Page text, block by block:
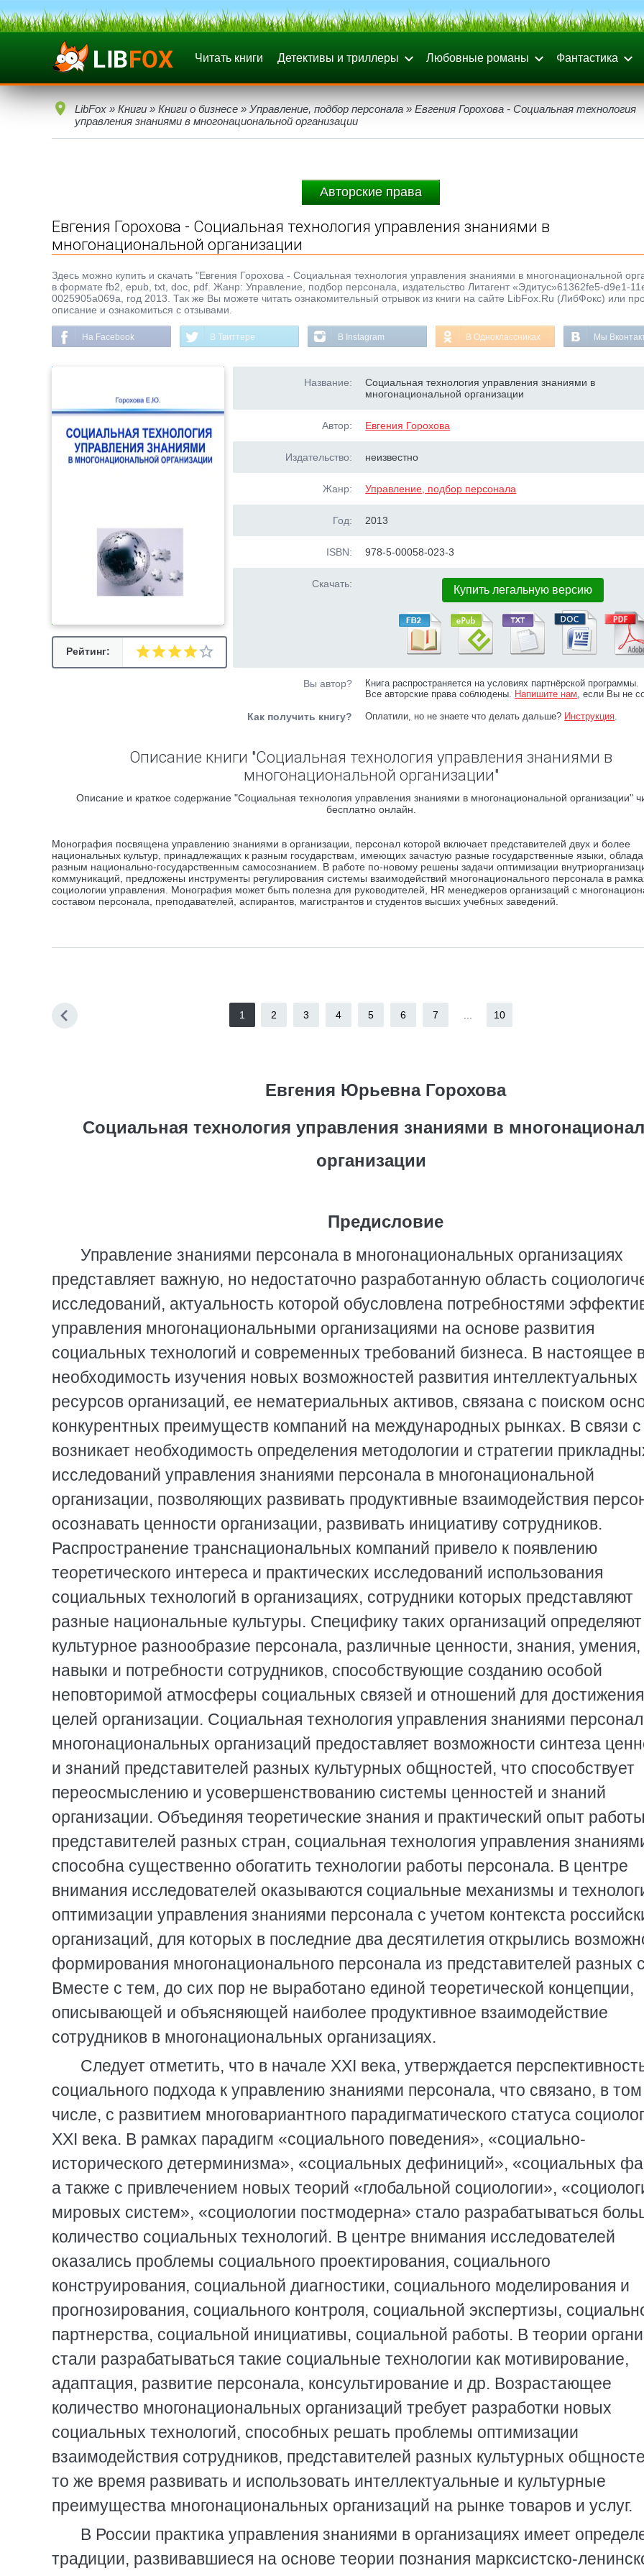
Читать книги Детективы и триллеры Любовные романы Фантастика
LibFox » Книги » Книги о бизнесе » Управление, подбор персонала » Евгения Горохова - Социальная технология
управления знаниями в многонациональной организации
Авторские права
Евгения Горохова - Социальная технология управления знаниями в
многонациональной организации
Здесь можно купить и скачать "Евгения Горохова - Социальная технология управления знаниями в многонациональной
в формате fb2, epub, txt, doc, pdf. Жанр: Управление, подбор персонала, издательство Литагент «Эдитус»61362fe5-d9e1-
0025905a069a, год 2013. Так же Вы можете читать ознакомительный отрывок из книги на сайте LibFox.Ru (ЛибФокс) или
описание и ознакомиться с отзывами.
На Facebook В Твиттере В Instagram В Одноклассниках Мы
Рейтинг:
Название:
Социальная технология управления знаниями в
многонациональной организации
Автор: Евгения Горохова
Издательство: неизвестно
Жанр: Управление, подбор персонала
Год: 2013
ISBN: 978-5-00058-023-3
Скачать: Купить легальную версию
Вы автор?
Книга распространяется на условиях партнёрской программы.
Все авторские права соблюдены. Напишите нам, если Вы не
Как получить книгу? Оплатили, но не знаете что делать дальше? Инструкция.
Описание книги "Социальная технология управления знаниями в
многонациональной организации"
Описание и краткое содержание "Социальная технология управления знаниями в многонациональной организации"
бесплатно онлайн.
Монография посвящена управлению знаниями в организации, персонал которой включает представителей двух и более
национальных культур, принадлежащих к разным государствам, имеющих зачастую разные государственные языки,
разным национально-государственным самосознанием. В работе по-новому решены задачи оптимизации
коммуникаций, предложены инструменты регулирования системы взаимодействий многонационального персонала в
социологии управления. Монография может быть полезна для руководителей, HR менеджеров организаций с
составом персонала, преподавателей, аспирантов, магистрантов и студентов высших учебных заведений.
1 2 3 4 5 6 7 10
Евгения Юрьевна Горохова
Социальная технология управления знаниями в
организации
Предисловие
Управление знаниями персонала в многонациональных организациях
представляет важную, но недостаточно разработанную область
исследований, актуальность которой обусловлена потребностями
управления многонациональными организациями на основе развития
социальных технологий и современных требований бизнеса. В настоящее
необходимость изучения новых возможностей развития интеллектуальных
ресурсов организаций, ее нематериальных активов, связана с поиском
конкурентных преимуществ компаний на международных рынках. В связи с
возникает необходимость определения методологии и стратегии
исследований управления знаниями персонала в многонациональной
организации, позволяющих развивать продуктивные взаимодействия
осознавать ценности организации, развивать инициативу сотрудников.
Распространение транснациональных компаний привело к появлению
теоретического интереса и практических исследований использования
социальных технологий в организациях, сотрудники которых представляют
разные национальные культуры. Специфику таких организаций определяют
культурное разнообразие персонала, различные ценности, знания, умения,
навыки и потребности сотрудников, способствующие созданию особой
неповторимой атмосферы социальных связей и отношений для достижения
целей организации. Социальная технология управления знаниями
многонациональных организаций предоставляет возможности синтеза
и знаний представителей разных культурных общностей, что способствует
переосмыслению и усовершенствованию системы ценностей и знаний
организации. Объединяя теоретические знания и практический опыт работы
представителей разных стран, социальная технология управления
способна существенно обогатить технологии работы персонала. В центре
внимания исследователей оказываются социальные механизмы и
оптимизации управления знаниями персонала с учетом контекста
организаций, для которых в последние два десятилетия открылись
формирования многонационального персонала из представителей разных
Вместе с тем, до сих пор не выработано единой теоретической концепции,
описывающей и объясняющей наиболее продуктивное взаимодействие
сотрудников в многонациональных организациях.
Следует отметить, что в начале ХХI века, утверждается
социального подхода к управлению знаниями персонала, что связано, в том
числе, с развитием многовариантного парадигматического статуса
XXI века. В рамках парадигм «социального поведения», «социально-
исторического детерминизма», «социальных дефиниций», «социальных
а также с привлечением новых теорий «глобальной социологии»,
мировых систем», «социологии постмодерна» стало разрабатываться
количество социальных технологий. В центре внимания исследователей
оказались проблемы социального проектирования, социального
конструирования, социальной диагностики, социального моделирования и
прогнозирования, социального контроля, социальной экспертизы,
партнерства, социальной инициативы, социальной работы. В теории
стали разрабатываться такие социальные технологии как мотивирование,
адаптация, развитие персонала, консультирование и др. Возрастающее
количество многонациональных организаций требует разработки новых
социальных технологий, способных решать проблемы оптимизации
взаимодействия сотрудников, представителей разных культурных
то же время развивать и использовать интеллектуальные и культурные
преимущества многонациональных организаций на рынке товаров и услуг.
В России практика управления знаниями в организациях имеет
традиции, развивавшиеся на основе теории познания марксистско-